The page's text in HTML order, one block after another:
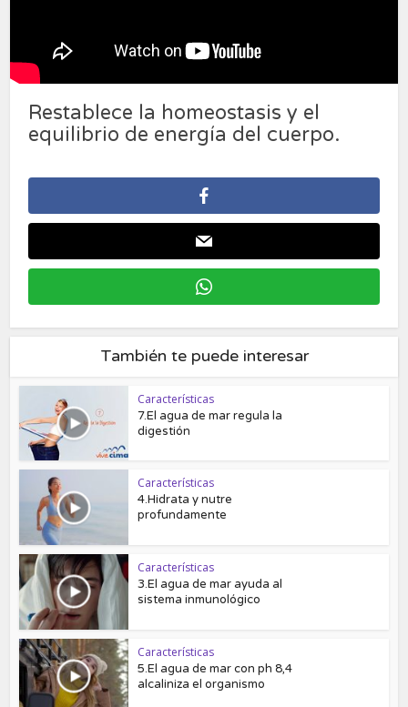
Restablece la homeostasis y el
equilibrio de energía del cuerpo.
También te puede interesar
Características
7.El agua de mar regula la
digestión
Características
4.Hidrata y nutre
profundamente
Características
3.El agua de mar ayuda al
sistema inmunológico
Características
5.El agua de mar con ph 8,4
alcaliniza el organismo